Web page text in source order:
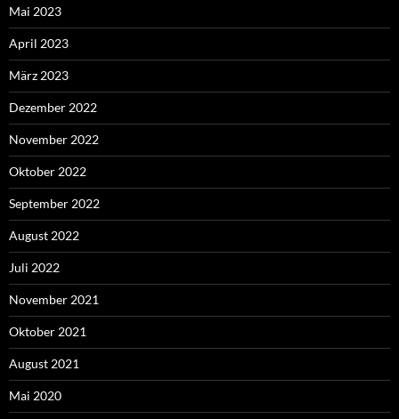
Mai 2023
April 2023
März 2023
Dezember 2022
November 2022
Oktober 2022
September 2022
August 2022
Juli 2022
November 2021
Oktober 2021
August 2021
Mai 2020